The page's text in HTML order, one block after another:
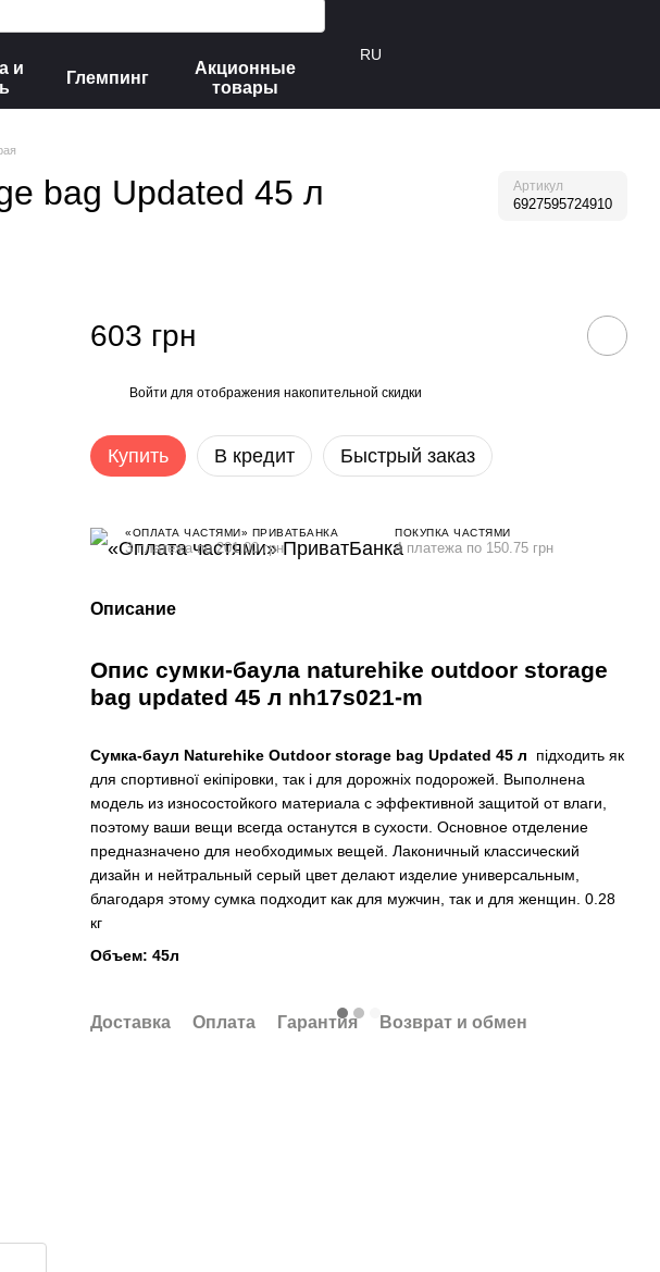
и
Глемпинг
Акционные
товары
RU
bag Updated 45 л
Артикул
6927595724910
603 грн
Войти для отображения накопительной скидки
Купить В кредит Быстрый заказ
«ОПЛАТА ЧАСТЯМИ» ПРИВАТБАНКА
3 платежа по 201.00 грн
ПОКУПКА ЧАСТЯМИ
4 платежа по 150.75 грн
Описание
Опис сумки-баула naturehike outdoor storage
bag updated 45 л nh17s021-m
Сумка-баул Naturehike Outdoor storage bag Updated 45 л підходить як
для спортивної екіпіровки, так і для дорожніх подорожей. Выполнена
модель из износостойкого материала с эффективной защитой от влаги,
поэтому ваши вещи всегда останутся в сухости. Основное отделение
предназначено для необходимых вещей. Лаконичный классический
дизайн и нейтральный серый цвет делают изделие универсальным,
благодаря этому сумка подходит как для мужчин, так и для женщин. 0.28
кг
Объем: 45л
Доставка Оплата Гарантия Возврат и обмен